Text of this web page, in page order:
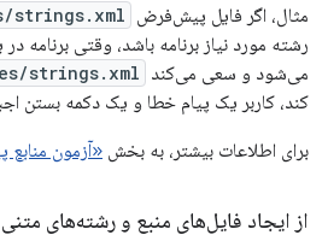
مثال، اگر فایل پیش‌فرض strings.xml
رشته مورد نیاز برنامه باشد، وقتی برنامه
می‌شود و سعی می‌کند strings.xml
کند، کاربر یک پیام خطا و یک دکمه بستن
برای اطلاعات بیشتر، به بخش «آزمون
از ایجاد فایل‌های منبع و رشته‌های متنی